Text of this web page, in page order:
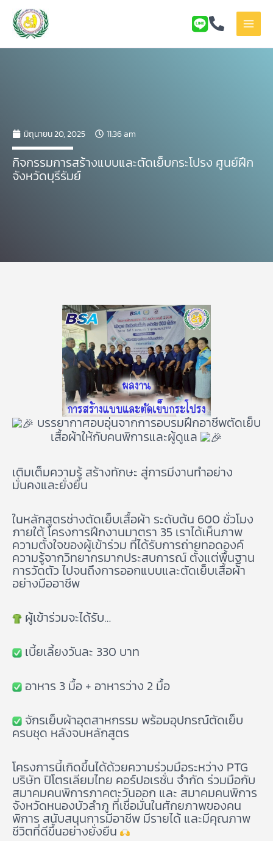
content
มิถุนายน 20, 2025 11:36 am
กิจกรรมการสร้างแบบและตัดเย็บกระโปรง ศูนย์ฝึก
จังหวัดบุรีรัมย์
บรรยากาศอบอุ่นจากการอบรมฝึกอาชีพตัดเย็บ
เสื้อผ้าให้กับคนพิการและผู้ดูแล
เติมเต็มความรู้ สร้างทักษะ สู่การมีงานทำอย่าง
มั่นคงและยั่งยืน
ในหลักสูตรช่างตัดเย็บเสื้อผ้า ระดับต้น 600 ชั่วโมง
ภายใต้ โครงการฝึกงานมาตรา 35 เราได้เห็นภาพ
ความตั้งใจของผู้เข้าร่วม ที่ได้รับการถ่ายทอดองค์
ความรู้จากวิทยากรมากประสบการณ์ ตั้งแต่พื้นฐาน
การวัดตัว ไปจนถึงการออกแบบและตัดเย็บเสื้อผ้า
อย่างมืออาชีพ
ผู้เข้าร่วมจะได้รับ…
เบี้ยเลี้ยงวันละ 330 บาท
อาหาร 3 มื้อ + อาหารว่าง 2 มื้อ
จักรเย็บผ้าอุตสาหกรรม พร้อมอุปกรณ์ตัดเย็บ
ครบชุด หลังจบหลักสูตร
โครงการนี้เกิดขึ้นได้ด้วยความร่วมมือระหว่าง PTG
บริษัท ปิโตรเลียมไทย คอร์ปอเรชั่น จำกัด ร่วมมือกับ
สมาคมคนพิการภาคตะวันออก และ สมาคมคนพิการ
จังหวัดหนองบัวลำภู ที่เชื่อมั่นในศักยภาพของคน
พิการ สนับสนุนการมีอาชีพ มีรายได้ และมีคุณภาพ
ชีวิตที่ดีขึ้นอย่างยั่งยืน